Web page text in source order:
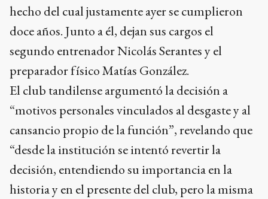
hecho del cual justamente ayer se cumplieron
doce años. Junto a él, dejan sus cargos el
segundo entrenador Nicolás Serantes y el
preparador físico Matías González.
El club tandilense argumentó la decisión a
“motivos personales vinculados al desgaste y al
cansancio propio de la función”, revelando que
“desde la institución se intentó revertir la
decisión, entendiendo su importancia en la
historia y en el presente del club, pero la misma